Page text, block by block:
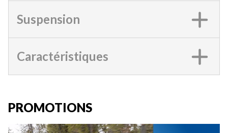
Suspension
Caractéristiques
PROMOTIONS